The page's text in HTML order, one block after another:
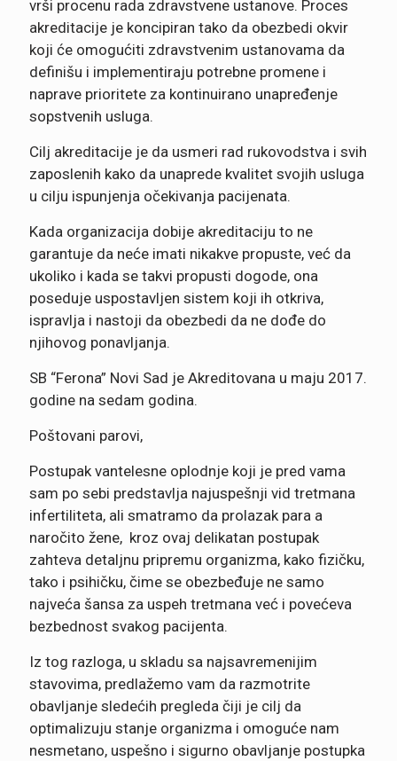
vrši procenu rada zdravstvene ustanove. Proces
akreditacije je koncipiran tako da obezbedi okvir
koji će omogućiti zdravstvenim ustanovama da
definišu i implementiraju potrebne promene i
naprave prioritete za kontinuirano unapređenje
sopstvenih usluga.
Cilj akreditacije je da usmeri rad rukovodstva i svih
zaposlenih kako da unaprede kvalitet svojih usluga
u cilju ispunjenja očekivanja pacijenata.
Kada organizacija dobije akreditaciju to ne
garantuje da neće imati nikakve propuste, već da
ukoliko i kada se takvi propusti dogode, ona
poseduje uspostavljen sistem koji ih otkriva,
ispravlja i nastoji da obezbedi da ne dođe do
njihovog ponavljanja.
SB “Ferona” Novi Sad je Akreditovana u maju 2017.
godine na sedam godina.
Poštovani parovi,
Postupak vantelesne oplodnje koji je pred vama
sam po sebi predstavlja najuspešnji vid tretmana
infertiliteta, ali smatramo da prolazak para a
naročito žene, kroz ovaj delikatan postupak
zahteva detaljnu pripremu organizma, kako fizičku,
tako i psihičku, čime se obezbeđuje ne samo
najveća šansa za uspeh tretmana već i povećeva
bezbednost svakog pacijenta.
Iz tog razloga, u skladu sa najsavremenijim
stavovima, predlažemo vam da razmotrite
obavljanje sledećih pregleda čiji je cilj da
optimalizuju stanje organizma i omoguće nam
nesmetano, uspešno i sigurno obavljanje postupka